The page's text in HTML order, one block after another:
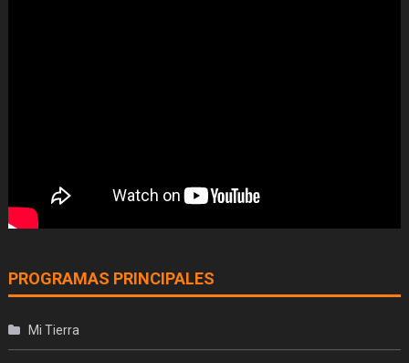
PROGRAMAS PRINCIPALES
Mi Tierra